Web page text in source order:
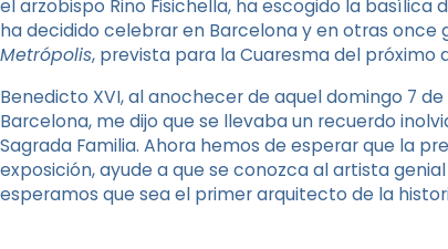
el arzobispo Rino Fisichella, ha escogido la
ha decidido celebrar en Barcelona y en otras once
Metrópolis, prevista para la Cuaresma del próximo
Benedicto XVI, al anochecer de aquel domingo 7
Barcelona, me dijo que se llevaba un recuerdo
Sagrada Familia. Ahora hemos de esperar que la
exposición, ayude a que se conozca al artista
esperamos que sea el primer arquitecto de la